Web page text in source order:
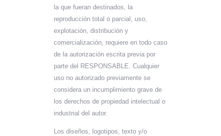
la que fueran destinados, la
reproducción total o parcial, uso,
explotación, distribución y
comercialización, requiere en todo caso
de la autorización escrita previa por
parte del RESPONSABLE. Cualquier
uso no autorizado previamente se
considera un incumplimiento grave de
los derechos de propiedad intelectual o
industrial del autor.
Los diseños, logotipos, texto y/o